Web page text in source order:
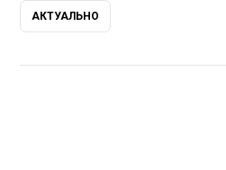
АКТУАЛЬНО